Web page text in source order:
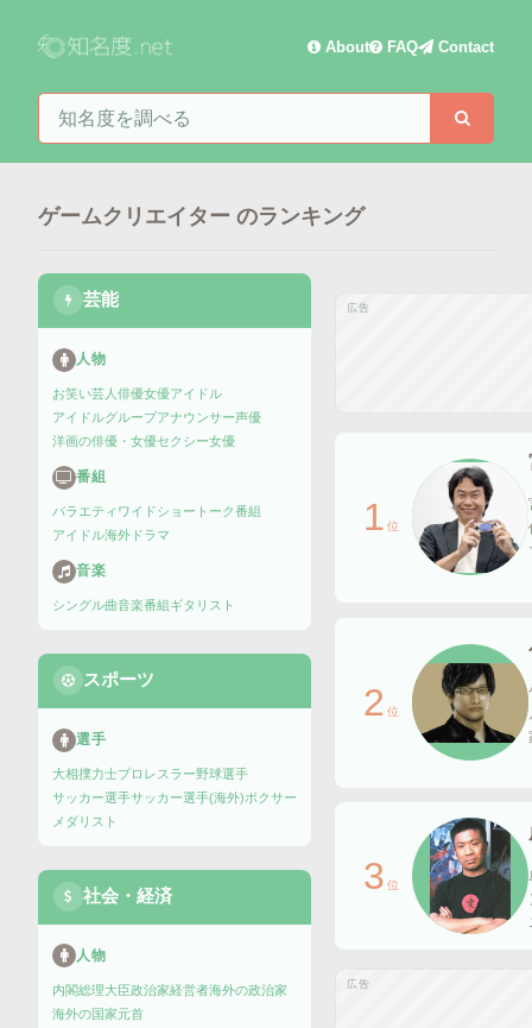
About FAQ Contact
知名度を検索
ゲームクリエイター のランキング
芸能
人物
お笑い芸人 俳優女優アイドル
アイドルグループアナウンサー声優
洋画の俳優・女優セクシー女優
番組
バラエティ ワイドショー トーク番組
アイドル海外ドラマ
音楽
シングル曲音楽番組ギタリスト
スポーツ
選手
大相撲力士プロレスラー野球選手
サッカー選手サッカー選手(海外)ボクサー
メダリスト
社会・経済
人物
内閣総理大臣政治家経営者海外の政治家
海外の国家元首
広告
1 位
2 位
3 位
広告